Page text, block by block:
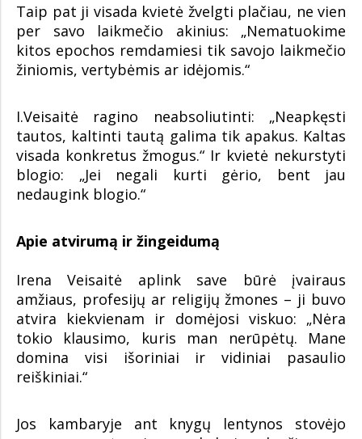
Taip pat ji visada kvietė žvelgti plačiau, ne vien
per savo laikmečio akinius: „Nematuokime
kitos epochos remdamiesi tik savojo laikmečio
žiniomis, vertybėmis ar idėjomis.“
I.Veisaitė ragino neabsoliutinti: „Neapkęsti
tautos, kaltinti tautą galima tik apakus. Kaltas
visada konkretus žmogus.“ Ir kvietė nekurstyti
blogio: „Jei negali kurti gėrio, bent jau
nedaugink blogio.“
Apie atvirumą ir žingeidumą
Irena Veisaitė aplink save būrė įvairaus
amžiaus, profesijų ar religijų žmones – ji buvo
atvira kiekvienam ir domėjosi viskuo: „Nėra
tokio klausimo, kuris man nerūpėtų. Mane
domina visi išoriniai ir vidiniai pasaulio
reiškiniai.“
Jos kambaryje ant knygų lentynos stovėjo